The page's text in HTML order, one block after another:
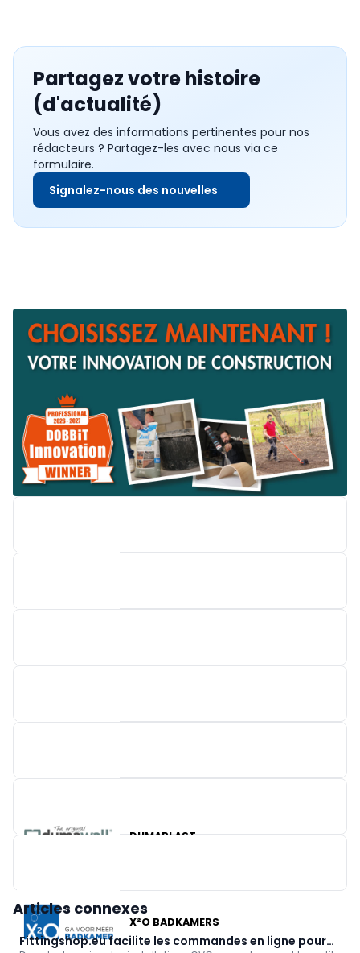
Partagez votre histoire
(d'actualité)
Vous avez des informations pertinentes pour nos
rédacteurs ? Partagez-les avec nous via ce
formulaire.
Signalez-nous des nouvelles
DUMAPLAST
X²O BADKAMERS
Articles connexes
Fittingshop.eu facilite les commandes en ligne pour